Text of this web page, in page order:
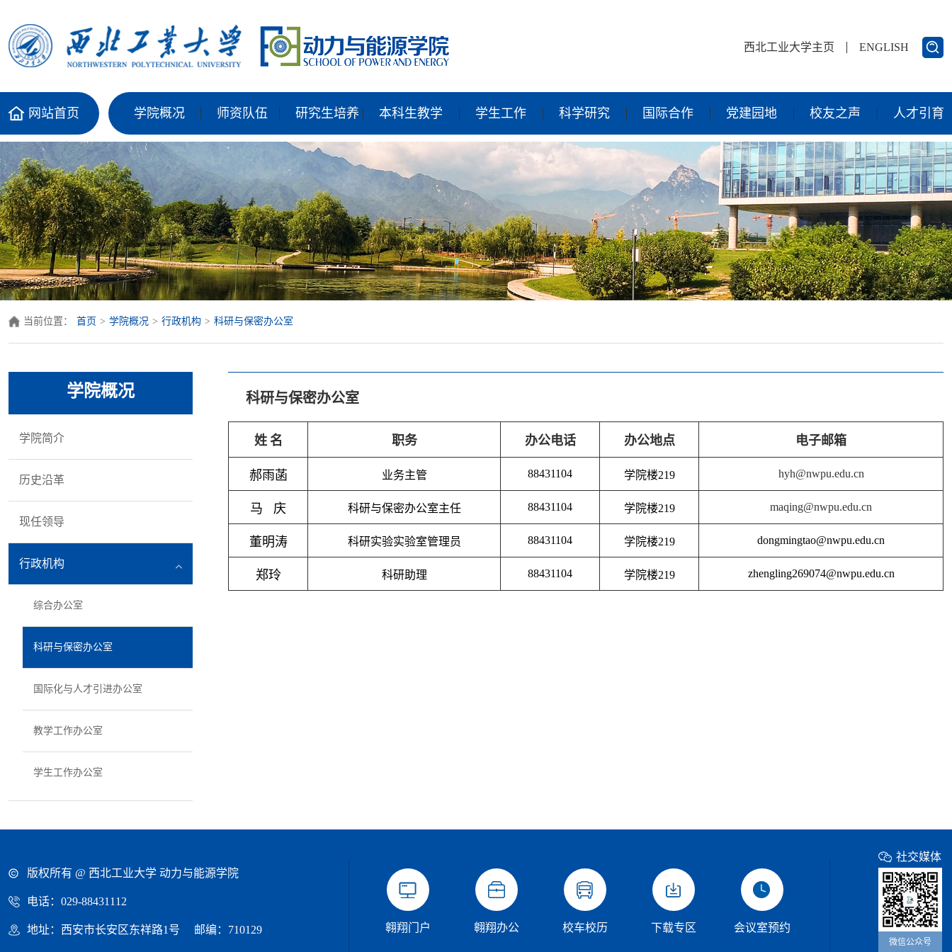
西北工业大学主页 ENGLISH
网站首页 学院概况 师资队伍 研究生培养 本科生教学 学生工作 科学研究 国际合作 党建园地 校友之声 人才引育
当前位置： 首页 > 学院概况 > 行政机构 > 科研与保密办公室
学院概况
学院简介
历史沿革
现任领导
行政机构
综合办公室
科研与保密办公室
国际化与人才引进办公室
教学工作办公室
学生工作办公室
科研与保密办公室
姓 名 职务 办公电话 办公地点 电子邮箱
郝雨菡 业务主管 88431104 学院楼219 hyh@nwpu.edu.cn
马 庆 科研与保密办公室主任 88431104 学院楼219 maqing@nwpu.edu.cn
董明涛 科研实验实验室管理员 88431104 学院楼219 dongmingtao@nwpu.edu.cn
郑玲 科研助理 88431104 学院楼219 zhengling269074@nwpu.edu.cn
版权所有 @ 西北工业大学 动力与能源学院
电话：029-88431112
地址：西安市长安区东祥路1号 邮编：710129 翱翔门户 翱翔办公 校车校历 下载专区 会议室预约
社交媒体
微信公众号